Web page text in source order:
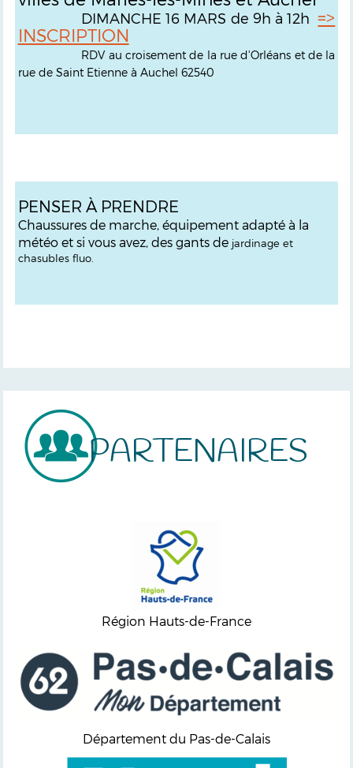
DIMANCHE 16 MARS de 9h à 12h=>
INSCRIPTION
RDV au croisement de la rue d'Orléans et de la
rue de Saint Etienne à Auchel 62540
PENSER À PRENDRE
Chaussures de marche, équipement adapté à la
météo et si vous avez, des gants de jardinage et
chasubles fluo.
PARTENAIRES
Région Hauts-de-France
Département du Pas-de-Calais